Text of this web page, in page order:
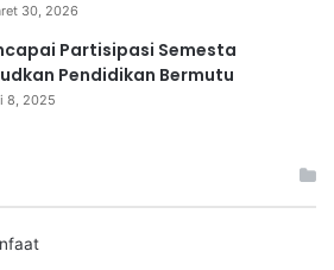
30, 2026
Partisipasi Semesta
Pendidikan Bermutu
8, 2025